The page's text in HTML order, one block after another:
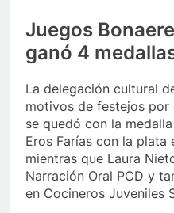
Juegos
ganó 4
La delegación cultural
motivos de festejos
se quedó con la
Eros Farías con la plata
mientras que Laura
Narración Oral PCD y
en Cocineros Juveniles